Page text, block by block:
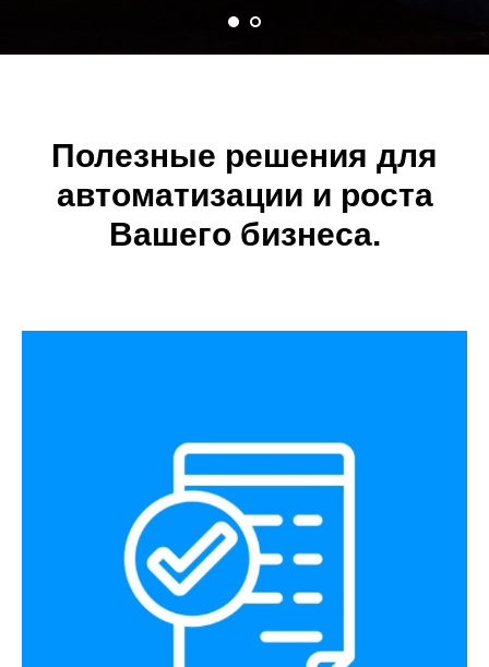
Полезные решения для
автоматизации и роста
Вашего бизнеса.